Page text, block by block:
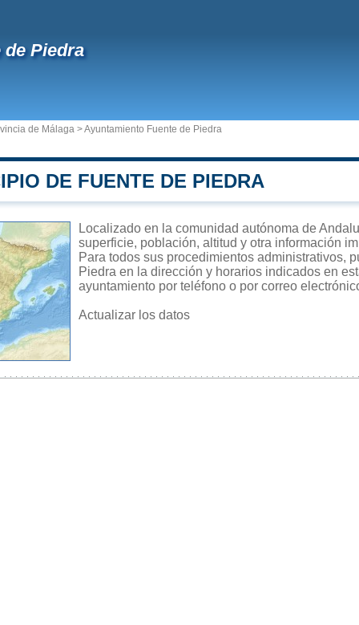
de Piedra
de Málaga >Ayuntamiento Fuente de Piedra
DE FUENTE DE PIEDRA
Localizado en la comunidad autónoma de
superficie, población, altitud y otra información
Para todos sus procedimientos administrativos,
Piedra en la dirección y horarios indicados en
ayuntamiento por teléfono o por correo
Actualizar los datos